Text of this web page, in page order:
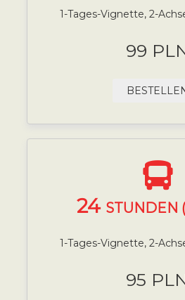
1-Tages-Vignette, 2-
99
24 STUNDEN
1-Tages-Vignette, 2-
95